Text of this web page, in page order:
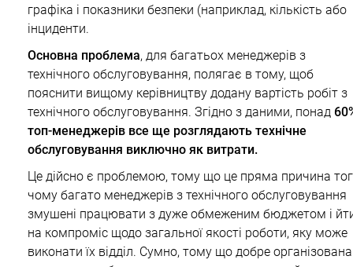
графіка і показники безпеки (наприклад, кількість або
інциденти.
Основна проблема, для багатьох менеджерів з
технічного обслуговування, полягає в тому, щоб
пояснити вищому керівництву додану вартість робіт з
технічного обслуговування. Згідно з даними, понад
топ-менеджерів все ще розглядають технічне
обслуговування виключно як витрати.
Це дійсно є проблемою, тому що це пряма причина
чому багато менеджерів з технічного обслуговування
змушені працювати з дуже обмеженим бюджетом і
на компроміс щодо загальної якості роботи, яку може
виконати їх відділ. Сумно, тому що добре організована